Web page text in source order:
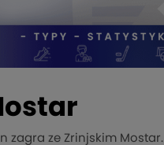
zagra ze Zrinjskim